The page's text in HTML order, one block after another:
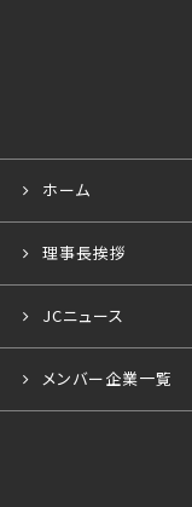
ホーム
理事長挨拶
JCニュース
メンバー企業一覧